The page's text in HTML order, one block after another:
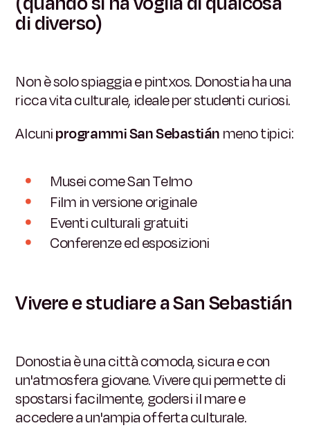
di diverso)
Non è solo spiaggia e pintxos. Donostia ha una
ricca vita culturale, ideale per studenti curiosi.
Alcuniprogrammi San Sebastián meno tipici:
Musei come San Telmo
Film in versione originale
Eventi culturali gratuiti
Conferenze ed esposizioni
Vivere e studiare a San Sebastián
Donostia è una città comoda, sicura e con
un'atmosfera giovane. Vivere qui permette di
spostarsi facilmente, godersi il mare e
accedere a un'ampia offerta culturale.